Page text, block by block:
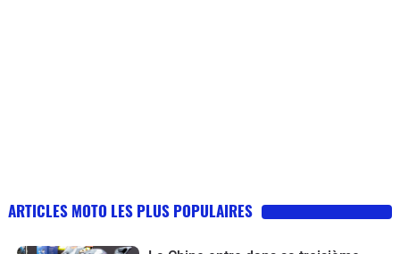
ARTICLES MOTO LES PLUS POPULAIRES